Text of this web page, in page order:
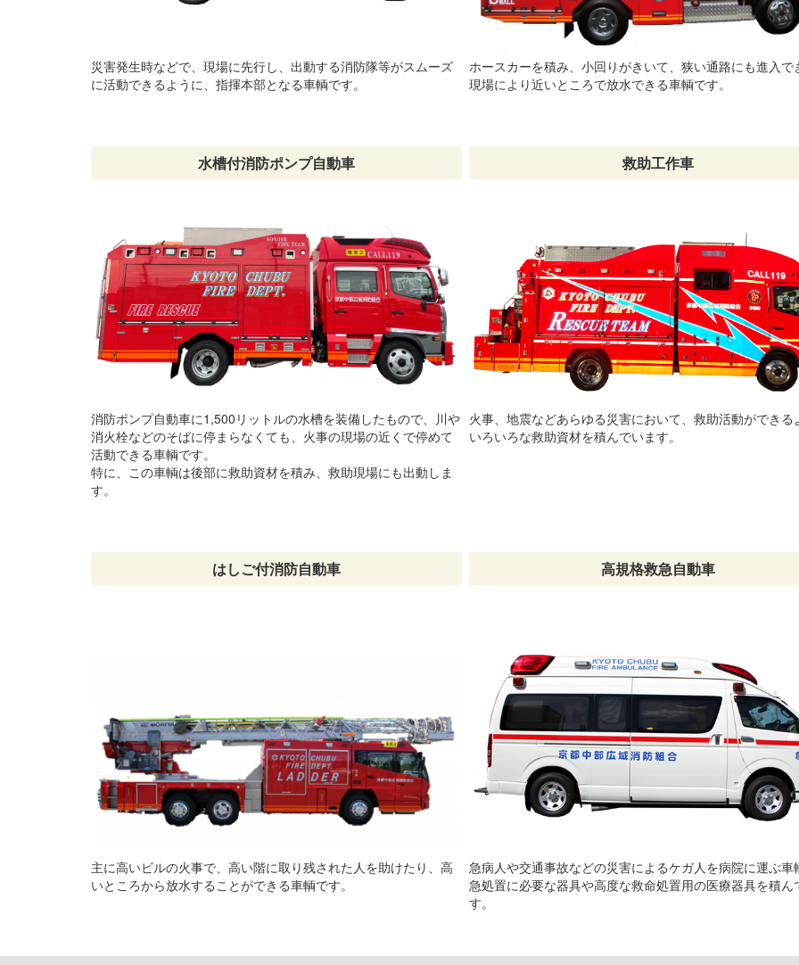
災害発生時などで、現場に先行し、出動する消防隊等がスムーズ
に活動できるように、指揮本部となる車輌です。
ホースカーを積み、小回りがきいて、狭い通路にも進入で
現場により近いところで放水できる車輌です。
水槽付消防ポンプ自動車 救助工作車
消防ポンプ自動車に1,500リットルの水槽を装備したもので、川や
消火栓などのそばに停まらなくても、火事の現場の近くで停めて
活動できる車輌です。
特に、この車輌は後部に救助資材を積み、救助現場にも出動しま
す。
火事、地震などあらゆる災害において、救助活動ができる
いろいろな救助資材を積んでいます。
はしご付消防自動車 高規格救急自動車
主に高いビルの火事で、高い階に取り残された人を助けたり、高
いところから放水することができる車輌です。
急病人や交通事故などの災害によるケガ人を病院に運ぶ車
急処置に必要な器具や高度な救命処置用の医療器具を積ん
す。